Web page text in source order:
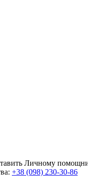
Личному
+38 (098) 230-30-86